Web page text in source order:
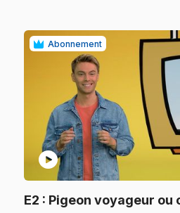
Abonnement
play_circle
E2 : Pigeon voyageur ou